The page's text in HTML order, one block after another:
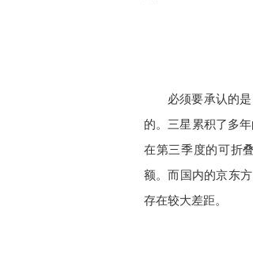
必须要承认的
的。三星累积了多
在第三季度的可折
额。而国内的京东
存在较大差距。